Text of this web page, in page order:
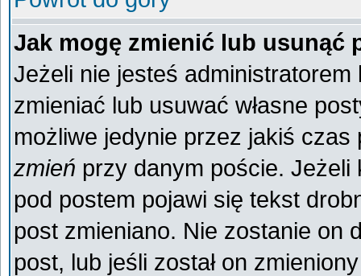
Jak mogę zmienić lub usunąć
Jeżeli nie jesteś
zmieniać lub usuwać własne
możliwe jedynie przez jakiś
zmień przy danym poście. Jeżeli
pod postem pojawi się tekst
post zmieniano. Nie zostanie on
post, lub jeśli został on